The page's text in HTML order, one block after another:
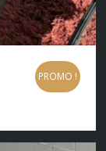
PROMO !